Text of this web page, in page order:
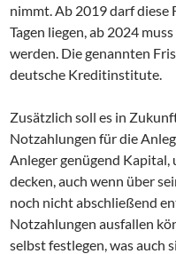
nimmt. Ab 2019 darf diese
Tagen liegen, ab 2024
werden. Die genannten
deutsche Kreditinstitute.
Zusätzlich soll es in
Notzahlungen für die
Anleger genügend Kapital,
decken, auch wenn über
noch nicht abschließend
Notzahlungen ausfallen
selbst festlegen, was auch